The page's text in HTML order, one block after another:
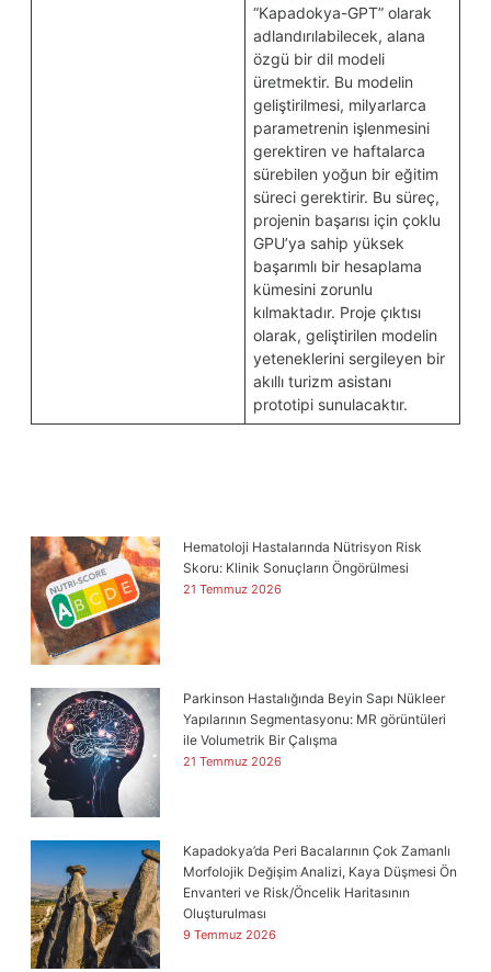
“Kapadokya-GPT” olarak
adlandırılabilecek, alana
özgü bir dil modeli
üretmektir. Bu modelin
geliştirilmesi, milyarlarca
parametrenin işlenmesini
gerektiren ve haftalarca
sürebilen yoğun bir eğitim
süreci gerektirir. Bu süreç,
projenin başarısı için çoklu
GPU’ya sahip yüksek
başarımlı bir hesaplama
kümesini zorunlu
kılmaktadır. Proje çıktısı
olarak, geliştirilen modelin
yeteneklerini sergileyen bir
akıllı turizm asistanı
prototipi sunulacaktır.
Hematoloji Hastalarında Nütrisyon Risk
Skoru: Klinik Sonuçların Öngörülmesi
21 Temmuz 2026
Parkinson Hastalığında Beyin Sapı Nükleer
Yapılarının Segmentasyonu: MR görüntüleri
ile Volumetrik Bir Çalışma
21 Temmuz 2026
Kapadokya’da Peri Bacalarının Çok Zamanlı
Morfolojik Değişim Analizi, Kaya Düşmesi Ön
Envanteri ve Risk/Öncelik Haritasının
Oluşturulması
9 Temmuz 2026